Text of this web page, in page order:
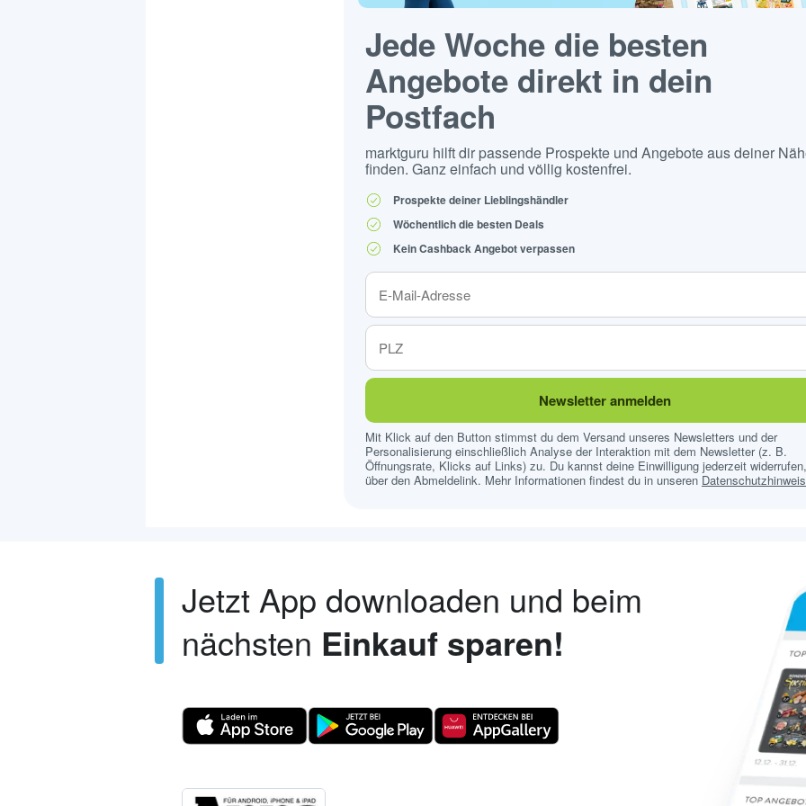
Jede Woche die besten
Angebote direkt in dein
Postfach
marktguru hilft dir passende Prospekte und Angebote aus deiner
finden. Ganz einfach und völlig kostenfrei.
Prospekte deiner Lieblingshändler
Wöchentlich die besten Deals
Kein Cashback Angebot verpassen
Newsletter anmelden
Mit Klick auf den Button stimmst du dem Versand unseres Newsletters und der
Personalisierung einschließlich Analyse der Interaktion mit dem Newsletter (z. B.
Öffnungsrate, Klicks auf Links) zu. Du kannst deine Einwilligung jederzeit
über den Abmeldelink. Mehr Informationen findest du in unseren
Jetzt App downloaden und beim
nächsten Einkauf sparen!